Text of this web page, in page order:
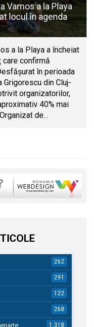
Vamos a la Playa
locul în agenda
a la Playa a încheiat
care confirmă
în perioada
din Cluj-
organizatorilor,
40% mai
de…
262
291
122
268
1.318